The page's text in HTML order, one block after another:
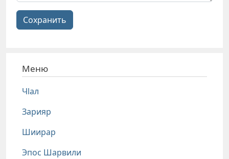
Сохранить
Меню
Чlал
Зарияр
Шиирар
Эпос Шарвили